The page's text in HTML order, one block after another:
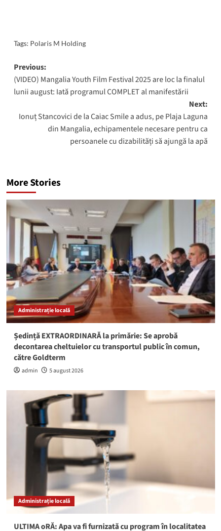
Tags: Polaris M Holding
Post
navigation
Previous:
(VIDEO) Mangalia Youth Film Festival 2025 are loc la finalul
lunii august: Iată programul COMPLET al manifestării
Next:
Ionuț Stancovici de la Caiac Smile a adus, pe Plaja Laguna
din Mangalia, echipamentele necesare pentru ca
persoanele cu dizabilități să ajungă la apă
More Stories
Administrație locală
Ședință EXTRAORDINARĂ la primărie: Se aprobă
decontarea cheltuielor cu transportul public în comun,
către Goldterm
admin 5 august 2026
Administrație locală
ULTIMA oRĂ: Apa va fi furnizată cu program în localitatea